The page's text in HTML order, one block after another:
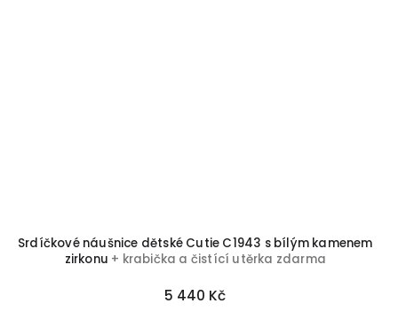
Srdíčkové náušnice dětské Cutie C1943 s bílým kamenem
zirkonu + krabička a čistící utěrka zdarma
5 440 Kč